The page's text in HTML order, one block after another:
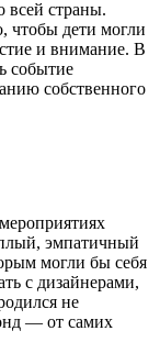
всей страны.
чтобы дети могли
и внимание. В
событие
собственного
эмпатичный
могли бы себя
с дизайнерами,
не
— от самих